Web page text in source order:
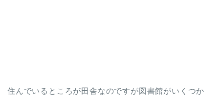
住んでいるところが田舎なのですが図書館がいくつか